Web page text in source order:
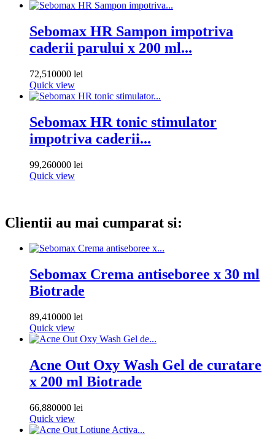
Sebomax HR Sampon impotriva
caderii parului x 200 ml...
72,510000 lei
Quick view
Sebomax HR tonic stimulator
impotriva caderii...
99,260000 lei
Quick view
Clientii au mai cumparat si:
Sebomax Crema antiseboree x 30 ml
Biotrade
89,410000 lei
Quick view
Acne Out Oxy Wash Gel de curatare
x 200 ml Biotrade
66,880000 lei
Quick view